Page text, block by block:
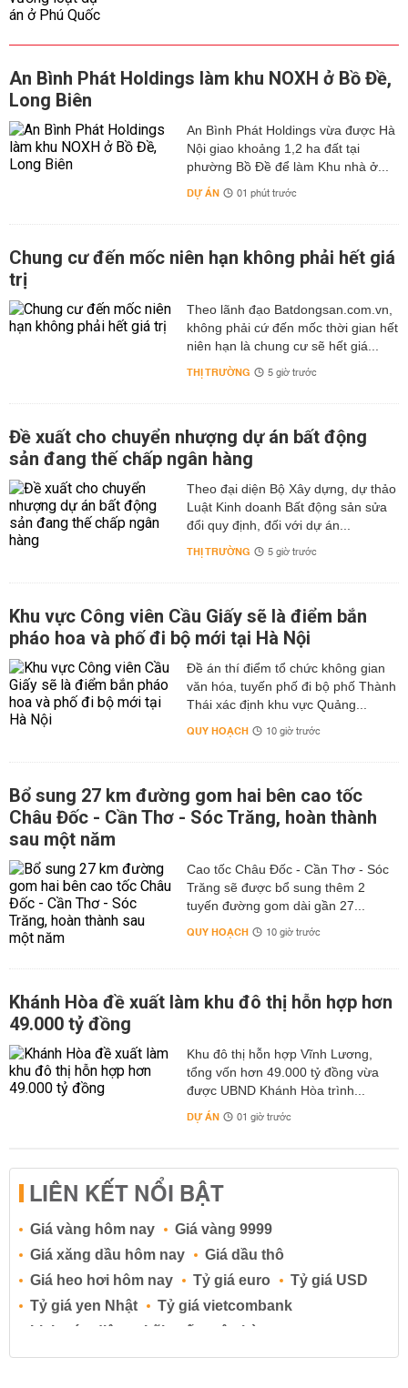
An Bình Phát Holdings làm khu NOXH ở Bồ Đề,
Long Biên
An Bình Phát Holdings vừa được Hà
Nội giao khoảng 1,2 ha đất tại
phường Bồ Đề để làm Khu nhà ở...
DỰ ÁN 01 phút trước
Chung cư đến mốc niên hạn không phải hết giá
trị
Theo lãnh đạo Batdongsan.com.vn,
không phải cứ đến mốc thời gian hết
niên hạn là chung cư sẽ hết giá...
THỊ TRƯỜNG 5 giờ trước
Đề xuất cho chuyển nhượng dự án bất động
sản đang thế chấp ngân hàng
Theo đại diện Bộ Xây dựng, dự thảo
Luật Kinh doanh Bất động sản sửa
đổi quy định, đối với dự án...
THỊ TRƯỜNG 5 giờ trước
Khu vực Công viên Cầu Giấy sẽ là điểm bắn
pháo hoa và phố đi bộ mới tại Hà Nội
Đề án thí điểm tổ chức không gian
văn hóa, tuyến phố đi bộ phố Thành
Thái xác định khu vực Quảng...
QUY HOẠCH 10 giờ trước
Bổ sung 27 km đường gom hai bên cao tốc
Châu Đốc - Cần Thơ - Sóc Trăng, hoàn thành
sau một năm
Cao tốc Châu Đốc - Cần Thơ - Sóc
Trăng sẽ được bổ sung thêm 2
tuyến đường gom dài gần 27...
QUY HOẠCH 10 giờ trước
Khánh Hòa đề xuất làm khu đô thị hỗn hợp hơn
49.000 tỷ đồng
Khu đô thị hỗn hợp Vĩnh Lương,
tổng vốn hơn 49.000 tỷ đồng vừa
được UBND Khánh Hòa trình...
DỰ ÁN 01 giờ trước
LIÊN KẾT NỔI BẬT
Giá vàng hôm nay
Giá vàng 9999
Giá xăng dầu hôm nay
Giá dầu thô
Giá heo hơi hôm nay
Tỷ giá euro
Tỷ giá USD
Tỷ giá yen Nhật
Tỷ giá vietcombank
Lịch cúp điện
Lãi suất ngân hàng
Lãi suất tiết kiệm
Lãi suất tiền gửi